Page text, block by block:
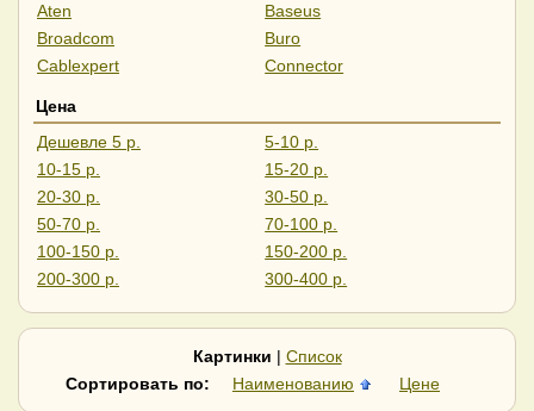
Aten
Baseus
Broadcom
Buro
Cablexpert
Connector
D-Link
Dahua
Digitus
Digma
ExeGate
Falcon Eye
Fortinet
Gembird
Generica
Hikvision
HP
Huawei
Intel
iOpen
IP-COM
ITK
LR-Link
Maipu
Mellanox
Цена
Дешевле 5 р.
5-10 р.
10-15 р.
15-20 р.
20-30 р.
30-50 р.
50-70 р.
70-100 р.
100-150 р.
150-200 р.
200-300 р.
300-400 р.
Картинки | Список
Сортировать по:
Наименованию Цене